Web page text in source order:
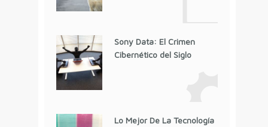
Sony Data: El Crimen
Cibernético del Siglo
Lo Mejor De La Tecnología